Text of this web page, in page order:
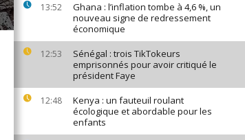
13:52
Ghana : l’inflation tombe à 4,6 %, un
nouveau signe de redressement
économique
12:53
Sénégal : trois TikTokeurs
emprisonnés pour avoir critiqué le
président Faye
12:48
Kenya : un fauteuil roulant
écologique et abordable pour les
enfants